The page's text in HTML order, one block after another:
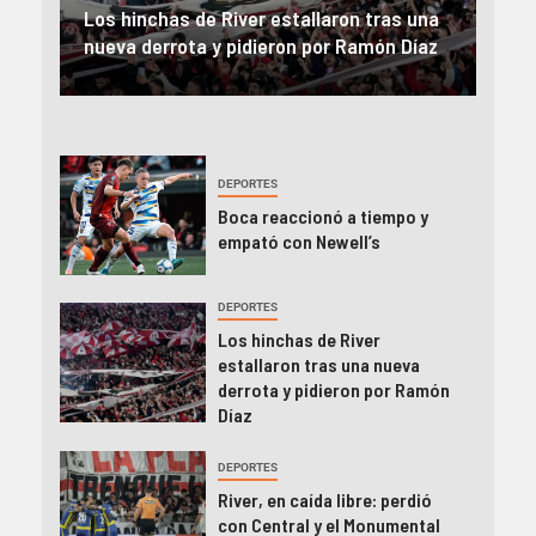
River, en caída libre: perdió con Central y
el Monumental explotó
DEPORTES
Boca reaccionó a tiempo y
empató con Newell’s
DEPORTES
Los hinchas de River
estallaron tras una nueva
derrota y pidieron por Ramón
Díaz
DEPORTES
River, en caída libre: perdió
con Central y el Monumental